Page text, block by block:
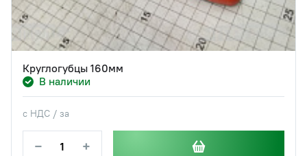
Круглогубцы 160мм
В наличии
с НДС / за
− +